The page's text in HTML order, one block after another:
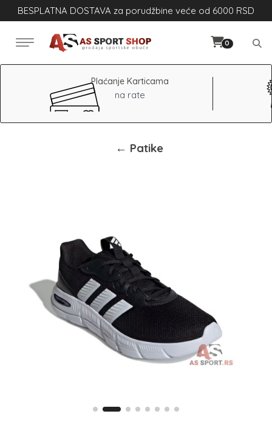
BESPLATNA DOSTAVA za porudžbine veće od 6000 RSD
0
Plaćanje Karticama
na rate
← Patike